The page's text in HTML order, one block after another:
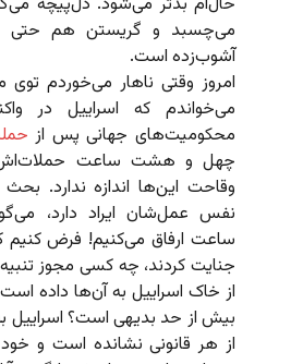
می‌چسبد و گریستن هم حتی
آشوب‌زده است.
امروز وقتی ناهار می‌خوردم توی
می‌خواندم که اسراییل در
محکومیت‌های جهانی پس از
چهل و هشت ساعت حملات‌اش
وقاحت این‌ها اندازه ندارد.
نفس عمل‌شان ایراد دارد،
ساعت ارفاق می‌کنیم! فرض
جنایت کردند، چه کسی مجوز
از خاک اسراییل به آن‌ها داده
بیش از حد بدیهی است؟ اسراییل
از هر قانونی نشانده است و